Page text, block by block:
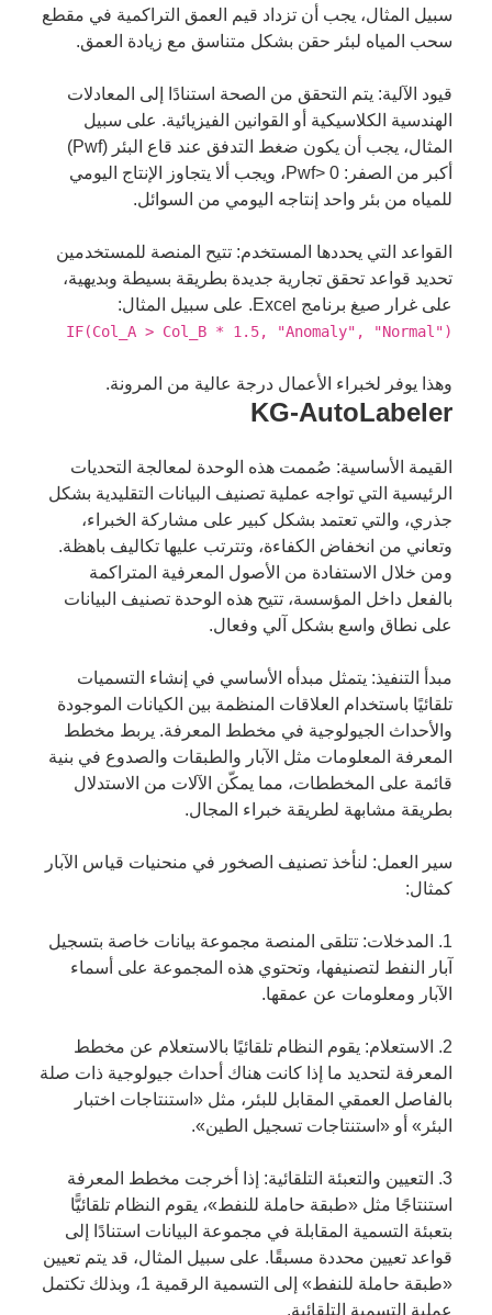
سبيل المثال، يجب أن تزداد قيم العمق التراكمية في مقطع
سحب المياه لبئر حقن بشكل متناسق مع زيادة العمق.
قيود الآلية: يتم التحقق من الصحة استنادًا إلى المعادلات
الهندسية الكلاسيكية أو القوانين الفيزيائية. على سبيل
المثال، يجب أن يكون ضغط التدفق عند قاع البئر (Pwf)
أكبر من الصفر: Pwf> 0، ويجب ألا يتجاوز الإنتاج اليومي
للمياه من بئر واحد إنتاجه اليومي من السوائل.
القواعد التي يحددها المستخدم: تتيح المنصة للمستخدمين
تحديد قواعد تحقق تجارية جديدة بطريقة بسيطة وبديهية،
على غرار صيغ برنامج Excel. على سبيل المثال:
IF(Col_A > Col_B * 1.5, "Anomaly", "Normal")
وهذا يوفر لخبراء الأعمال درجة عالية من المرونة.
KG-AutoLabeler
القيمة الأساسية: صُممت هذه الوحدة لمعالجة التحديات
الرئيسية التي تواجه عملية تصنيف البيانات التقليدية بشكل
جذري، والتي تعتمد بشكل كبير على مشاركة الخبراء،
وتعاني من انخفاض الكفاءة، وتترتب عليها تكاليف باهظة.
ومن خلال الاستفادة من الأصول المعرفية المتراكمة
بالفعل داخل المؤسسة، تتيح هذه الوحدة تصنيف البيانات
على نطاق واسع بشكل آلي وفعال.
مبدأ التنفيذ: يتمثل مبدأه الأساسي في إنشاء التسميات
تلقائيًا باستخدام العلاقات المنظمة بين الكيانات الموجودة
والأحداث الجيولوجية في مخطط المعرفة. يربط مخطط
المعرفة المعلومات مثل الآبار والطبقات والصدوع في بنية
قائمة على المخططات، مما يمكّن الآلات من الاستدلال
بطريقة مشابهة لطريقة خبراء المجال.
سير العمل: لنأخذ تصنيف الصخور في منحنيات قياس الآبار
كمثال:
1. المدخلات: تتلقى المنصة مجموعة بيانات خاصة بتسجيل
آبار النفط لتصنيفها، وتحتوي هذه المجموعة على أسماء
الآبار ومعلومات عن عمقها.
2. الاستعلام: يقوم النظام تلقائيًا بالاستعلام عن مخطط
المعرفة لتحديد ما إذا كانت هناك أحداث جيولوجية ذات صلة
بالفاصل العمقي المقابل للبئر، مثل «استنتاجات اختبار
البئر» أو «استنتاجات تسجيل الطين».
3. التعيين والتعبئة التلقائية: إذا أخرجت مخطط المعرفة
استنتاجًا مثل «طبقة حاملة للنفط»، يقوم النظام تلقائيًّا
بتعبئة التسمية المقابلة في مجموعة البيانات استنادًا إلى
قواعد تعيين محددة مسبقًا. على سبيل المثال، قد يتم تعيين
«طبقة حاملة للنفط» إلى التسمية الرقمية 1، وبذلك تكتمل
عملية التسمية التلقائية.